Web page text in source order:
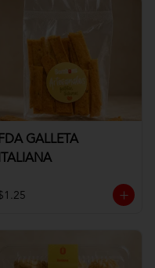
FDA GALLETA
ITALIANA